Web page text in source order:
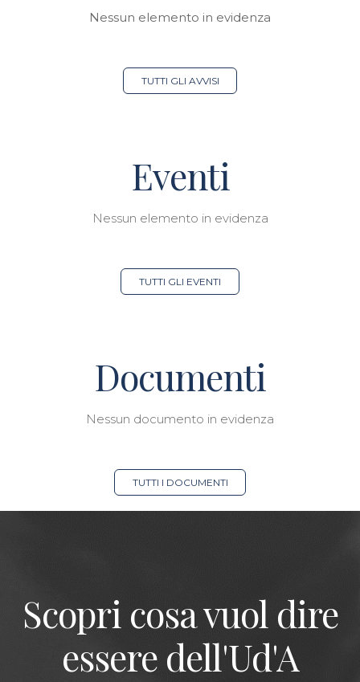
Nessun elemento in evidenza
TUTTI GLI AVVISI
Eventi
Nessun elemento in evidenza
TUTTI GLI EVENTI
Documenti
Nessun documento in evidenza
TUTTI I DOCUMENTI
Scopri cosa vuol dire
essere dell'Ud'A